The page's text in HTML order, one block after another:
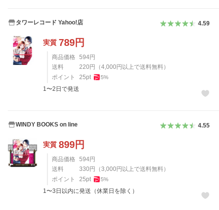
タワーレコード Yahoo!店 4.59
実質 789円
商品価格 594円
送料
220 円 （4,000 円以上で送料無料）
ポイント
25pt 5%
1〜2日で発送
WINDY BOOKS on line 4.55
実質 899円
商品価格 594円
送料
330 円 （3,000 円以上で送料無料）
ポイント
25pt 5%
1〜3日以内に発送（休業日を除く）